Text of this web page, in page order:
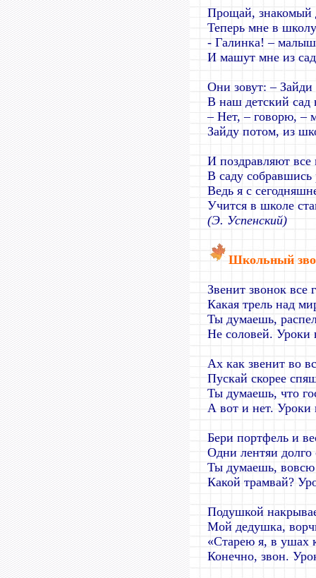
Прощай, знакомый
Теперь мне в
- Галинка! –
И машут мне из
Они зовут: – Зайди
В наш детский сад
– Нет, – говорю, –
Зайду потом, из
И поздравляют все
В саду собравшись
Ведь я с
Учится в школе
(Э. Успенский)
Школьный
Звенит звонок все
Какая трель над
Ты думаешь,
Не соловей. Уроки
Ах как звенит во
Пускай скорее
Ты думаешь, что
А вот и нет. Уроки
Бери портфель и
Одни лентяи долго
Ты думаешь, вовсю
Какой трамвай?
Подушкой
Мой дедушка,
«Старею я, в ушах
Конечно, звон.